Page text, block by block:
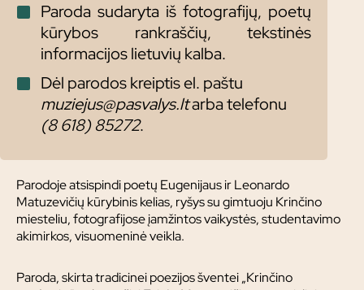
Paroda sudaryta iš fotografijų, poetų
kūrybos rankraščių, tekstinės
informacijos lietuvių kalba.
Dėl parodos kreiptis el. paštu
muziejus@pasvalys.ltarba telefonu
(8 618) 85272.
Parodoje atsispindi poetų Eugenijaus ir Leonardo
Matuzevičių kūrybinis kelias, ryšys su gimtuoju Krinčino
miesteliu, fotografijose įamžintos vaikystės, studentavimo
akimirkos, visuomeninė veikla.
Paroda, skirta tradicinei poezijos šventei „Krinčino